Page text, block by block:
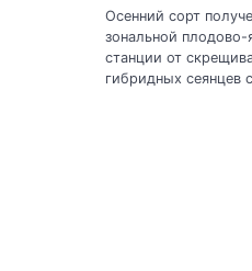
Осенний сорт
зональной
станции от
гибридных сеянцев